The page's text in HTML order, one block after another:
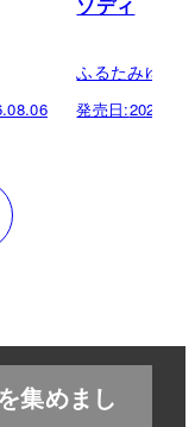
ソディ
ふるたみゆき
発売日:
集めまし